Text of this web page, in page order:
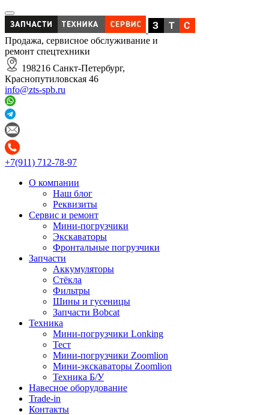
Продажа, сервисное обслуживание и
ремонт спецтехники
198216 Санкт-Петербург,
Краснопутиловская 46
info@zts-spb.ru
+7(911) 712-78-97
О компании
Наш блог
Реквизиты
Сервис и ремонт
Мини-погрузчики
Экскаваторы
Фронтальные погрузчики
Запчасти
Аккумуляторы
Стёкла
Фильтры
Шины и гусеницы
Запчасти Bobcat
Техника
Мини-погрузчики Lonking
Тест
Мини-погрузчики Zoomlion
Мини-экскаваторы Zoomlion
Техника Б/У
Навесное оборудование
Trade-in
Контакты